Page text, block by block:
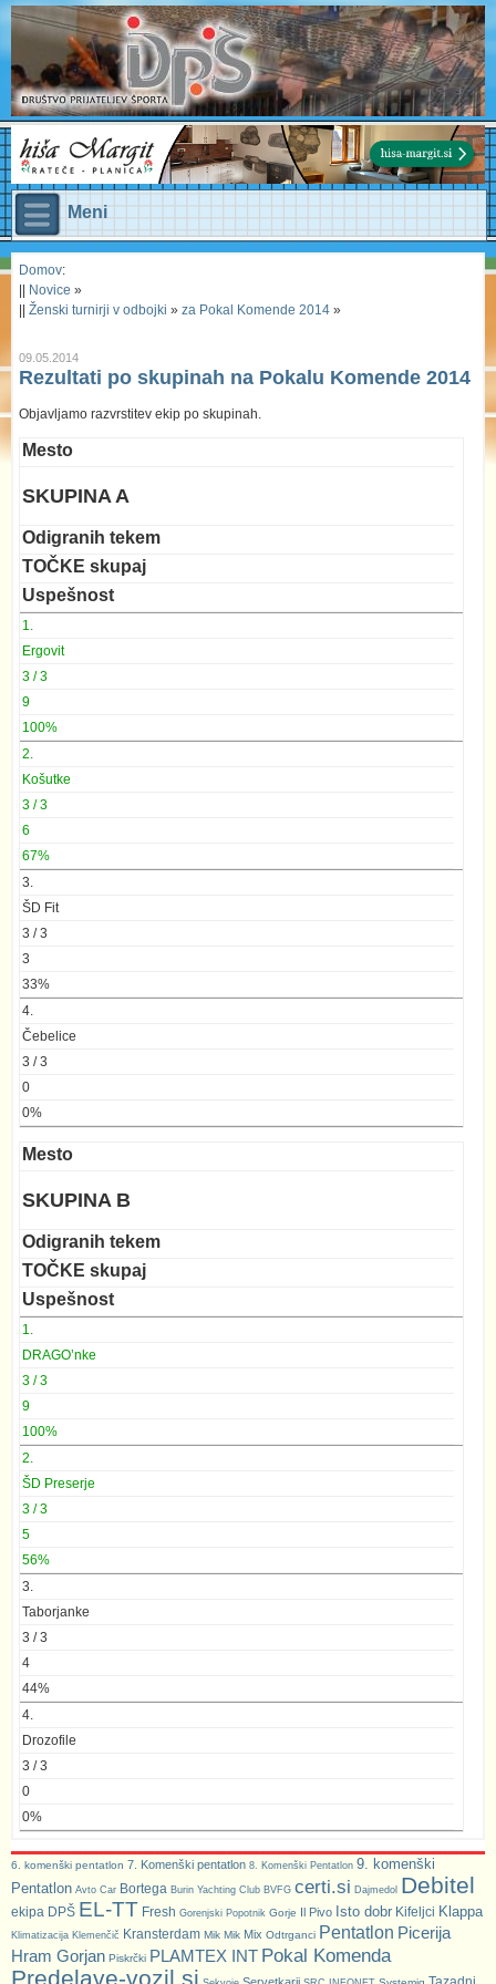
Meni
Domov:
Novice »
Ženski turnirji v odbojki » za Pokal Komende 2014 »
09.05.2014
Rezultati po skupinah na Pokalu Komende 2014
Objavljamo razvrstitev ekip po skupinah.
Mesto
SKUPINA A
Odigranih tekem
TOČKE skupaj
Uspešnost
1.
Ergovit
3 / 3
9
100%
2.
Košutke
3 / 3
6
67%
3.
ŠD Fit
3 / 3
3
33%
4.
Čebelice
3 / 3
0
0%
Mesto
SKUPINA B
Odigranih tekem
TOČKE skupaj
Uspešnost
1.
DRAGO’nke
3 / 3
9
100%
2.
ŠD Preserje
3 / 3
5
56%
3.
Taborjanke
3 / 3
4
44%
4.
Drozofile
3 / 3
0
0%
6. komenški pentatlon 7. Komenški pentatlon 8. Komenški Pentatlon 9. komenški
Pentatlon Avto Car Bortega Burin Yachting Club BVFG certi.si Dajmedol Debitel
ekipa DPŠ EL-TT Fresh Gorenjski Popotnik Gorje Il Pivo Isto dobr Kifeljci Klappa
Klimatizacija Klemenčič Kransterdam Mik Mik Mix Odtrganci Pentatlon Picerija
Hram Gorjan Piskrčki PLAMTEX INT Pokal Komenda
Predelave-vozil.si Servetkarji Tazadni